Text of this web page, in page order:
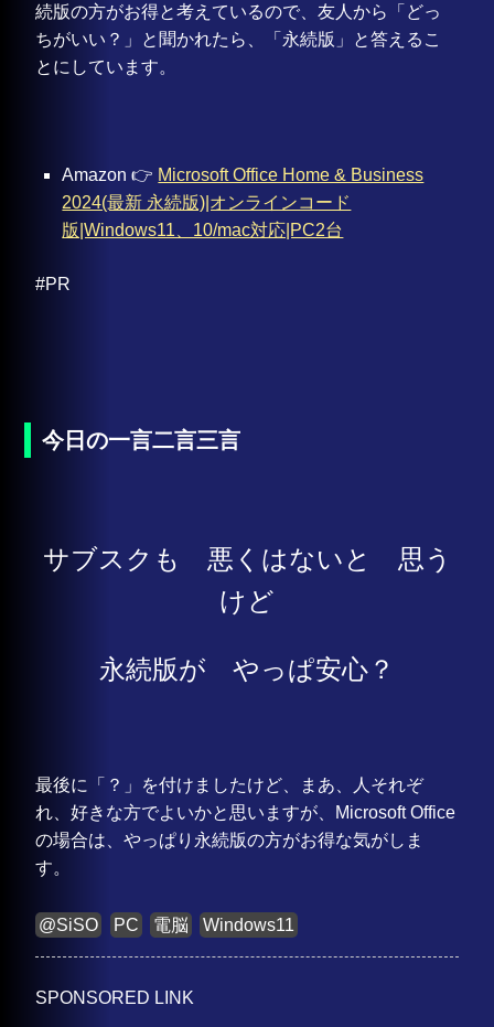
続版の方がお得と考えているので、友人から「どっ
ちがいい？」と聞かれたら、「永続版」と答えるこ
とにしています。
Amazon 👉 Microsoft Office Home & Business
2024(最新 永続版)|オンラインコード
版|Windows11、10/mac対応|PC2台
#PR
今日の一言二言三言
サブスクも 悪くはないと 思う
けど
永続版が やっぱ安心？
最後に「？」を付けましたけど、まあ、人それぞ
れ、好きな方でよいかと思いますが、Microsoft Office
の場合は、やっぱり永続版の方がお得な気がしま
す。
@SiSO PC 電脳 Windows11
SPONSORED LINK